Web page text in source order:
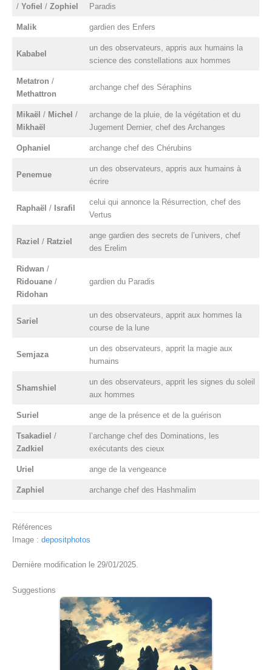
/Yofiel /Zophiel
Paradis
Malik gardien des Enfers
Kababel
un des observateurs, appris aux humains la
science des constellations aux hommes
Metatron /
Methattron
archange chef des Séraphins
Mikaël / Michel /
Mikhaël
archange de la pluie, de la végétation et du
Jugement Dernier, chef des Archanges
Ophaniel archange chef des Chérubins
Penemue
un des observateurs, appris aux humains à
écrire
Raphaël / Israfil
celui qui annonce la Résurrection, chef des
Vertus
Raziel / Ratziel
ange gardien des secrets de l’univers, chef
des Erelim
Ridwan /
Ridouane /
Ridohan
gardien du Paradis
Sariel
un des observateurs, apprit aux hommes la
course de la lune
Semjaza
un des observateurs, apprit la magie aux
humains
Shamshiel
un des observateurs, apprit les signes du soleil
aux hommes
Suriel ange de la présence et de la guérison
Tsakadiel /
Zadkiel
l’archange chef des Dominations, les
exécutants des cieux
Uriel ange de la vengeance
Zaphiel archange chef des Hashmalim
Références
Image : depositphotos
Dernière modification le 29/01/2025.
Suggestions